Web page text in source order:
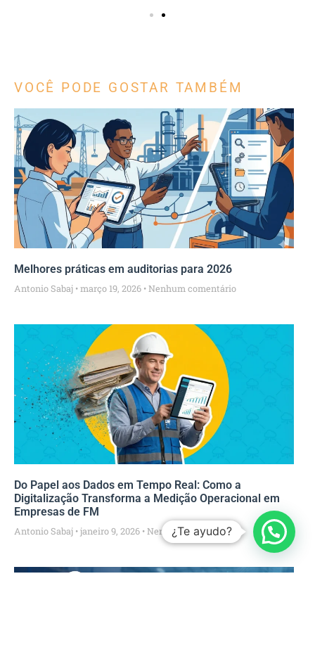
VOCÊ PODE GOSTAR TAMBÉM
Melhores práticas em auditorias para 2026
Antonio Sabaj março 19, 2026 Nenhum comentário
Do Papel aos Dados em Tempo Real: Como a
Digitalização Transforma a Medição Operacional em
Empresas de FM
Antonio Sabaj janeiro 9, 2026 Nenhum comentário
¿Te ayudo?